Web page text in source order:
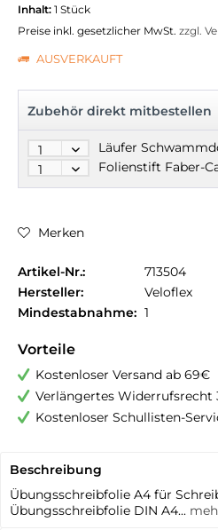
Inhalt: 1 Stück
Preise inkl. gesetzlicher MwSt. zzgl.
AUSVERKAUFT
Zubehör direkt mitbestellen
Merken
Artikel-Nr.:
713504
Hersteller:
Veloflex
Mindestabnahme: 1
Vorteile
Kostenloser Versand ab 69€
Verlängertes Widerrufsrecht
Kostenloser Schullisten-
Beschreibung
Übungsschreibfolie A4 für
Übungsschreibfolie DIN A4...